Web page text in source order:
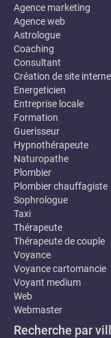
Agence marketing
Agence web
Astrologue
Coaching
Consultant
Création de site
Energeticien
Entreprise locale
Formation
Guerisseur
Hypnothérapeute
Naturopathe
Plombier
Plombier chauffagiste
Sophrologue
Taxi
Thérapeute
Thérapeute de couple
Voyance
Voyance cartomancie
Voyant medium
Web
Webmaster
Recherche par